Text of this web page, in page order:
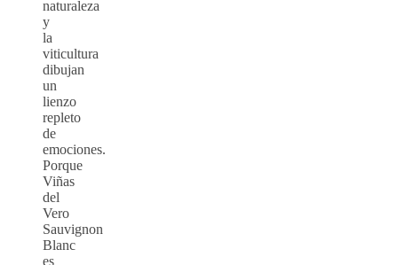
naturaleza
y
la
viticultura
dibujan
un
lienzo
repleto
de
emociones.
Porque
Viñas
del
Vero
Sauvignon
Blanc
es